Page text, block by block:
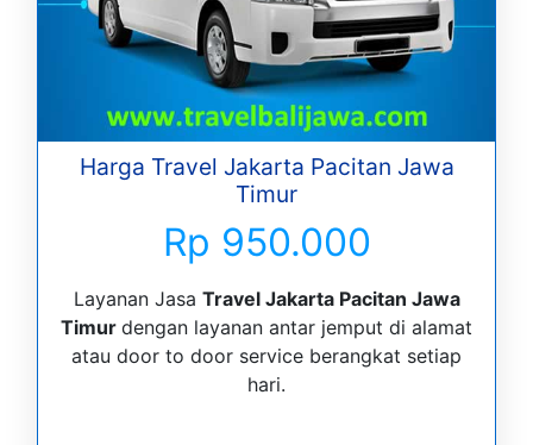
Harga Travel Jakarta Pacitan Jawa
Timur
Rp 950.000
Layanan Jasa Travel Jakarta Pacitan Jawa
Timur dengan layanan antar jemput di alamat
atau door to door service berangkat setiap
hari.